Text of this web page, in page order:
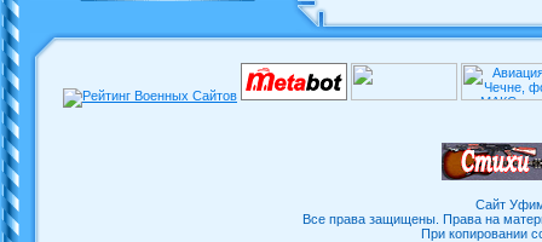
Сайт
Все права защищены. Права на
При копировании